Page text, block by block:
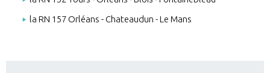
la RN 157 Orléans - Chateaudun - Le Mans